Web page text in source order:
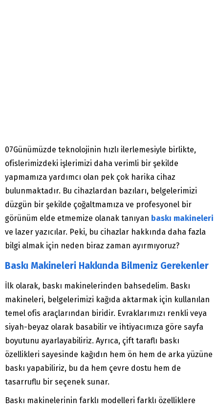
07Günümüzde teknolojinin hızlı ilerlemesiyle birlikte,
ofislerimizdeki işlerimizi daha verimli bir şekilde
yapmamıza yardımcı olan pek çok harika cihaz
bulunmaktadır. Bu cihazlardan bazıları, belgelerimizi
düzgün bir şekilde çoğaltmamıza ve profesyonel bir
görünüm elde etmemize olanak tanıyan baskı makineleri
ve lazer yazıcılar. Peki, bu cihazlar hakkında daha fazla
bilgi almak için neden biraz zaman ayırmıyoruz?
Baskı Makineleri Hakkında Bilmeniz Gerekenler
İlk olarak, baskı makinelerinden bahsedelim. Baskı
makineleri, belgelerimizi kağıda aktarmak için kullanılan
temel ofis araçlarından biridir. Evraklarımızı renkli veya
siyah-beyaz olarak basabilir ve ihtiyacımıza göre sayfa
boyutunu ayarlayabiliriz. Ayrıca, çift taraflı baskı
özellikleri sayesinde kağıdın hem ön hem de arka yüzüne
baskı yapabiliriz, bu da hem çevre dostu hem de
tasarruflu bir seçenek sunar.
Baskı makinelerinin farklı modelleri farklı özelliklere